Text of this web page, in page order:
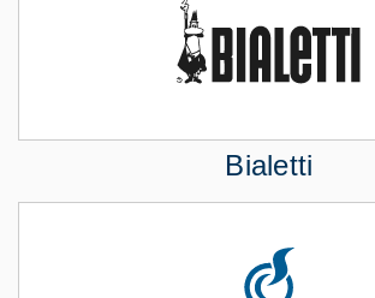
Bialetti